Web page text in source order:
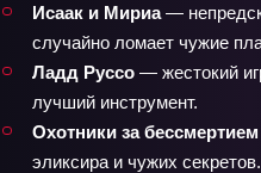
Исаак и Мириа—
случайно ломает чужие
Ладд Руссо — жестокий
лучший инструмент.
Охотники за бессмертием
эликсира и чужих секретов.